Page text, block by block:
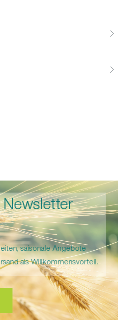
saisonale Angebote
als Willkommensvorteil.